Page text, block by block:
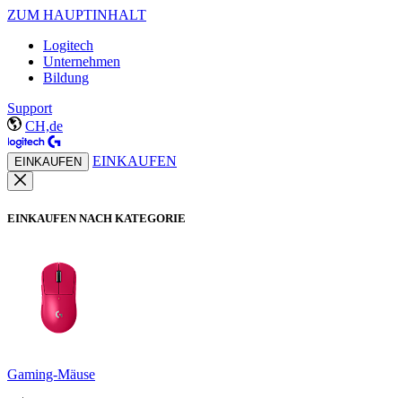
ZUM HAUPTINHALT
Logitech
Unternehmen
Bildung
Support
CH,de
EINKAUFEN EINKAUFEN
EINKAUFEN NACH KATEGORIE
Gaming-Mäuse